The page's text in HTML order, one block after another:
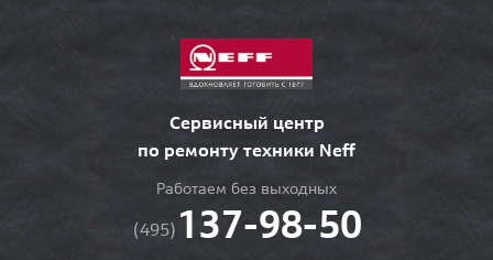
Сервисный центр
по ремонту техники Neff
Работаем без выходных
(495) 137-98-50